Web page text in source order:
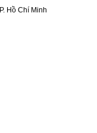
Hồ Chí Minh